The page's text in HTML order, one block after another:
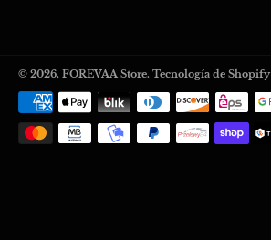
© 2026, FOREVAA Store. Tecnología de Shopify
Métodos
de
pago